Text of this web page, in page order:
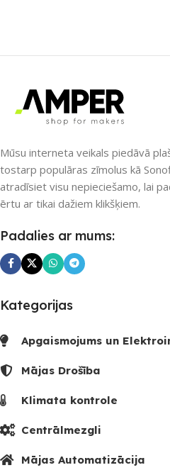
Nē
UZREIZ PIEEJAMAIS
SKAITS
Mūsu interneta veikals piedāvā
tostarp populāras zīmolus kā
atradīsiet visu nepieciešamo, lai
ērtu ar tikai dažiem klikšķiem.
Padalies ar mums:
Kategorijas
Apgaismojums un
Mājas Drošība
Klimata kontrole
Centrālmezgli
Mājas Automatizācija